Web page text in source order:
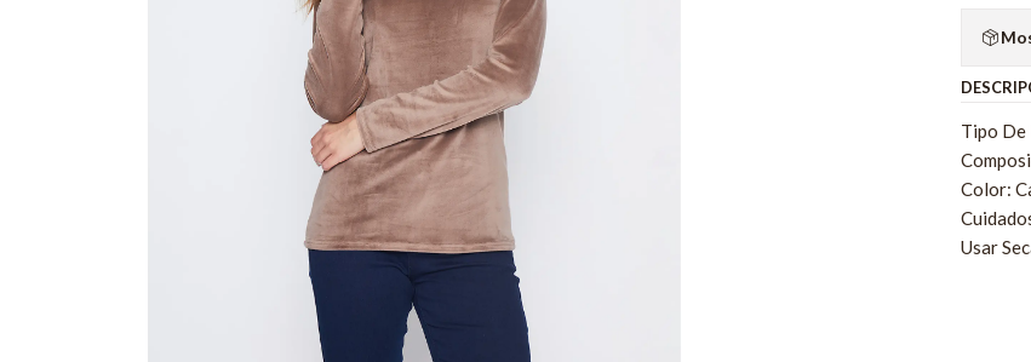
Tipo De
Color:
Usar